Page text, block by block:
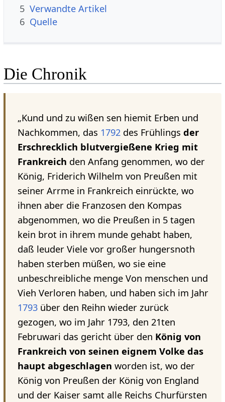
5 Verwandte Artikel
6 Quelle
Die Chronik
„Kund und zu wißen sen hiemit Erben und
Nachkommen, das 1792des Frühlings der
Erschrecklich blutvergießene Krieg mit
Frankreich den Anfang genommen, wo der
König, Friderich Wilhelm von Preußen mit
seiner Arrme in Frankreich einrückte, wo
ihnen aber die Franzosen den Kompas
abgenommen, wo die Preußen in 5 tagen
kein brot in ihrem munde gehabt haben,
daß leuder Viele vor großer hungersnoth
haben sterben müßen, wo sie eine
unbeschreibliche menge Von menschen und
Vieh Verloren haben, und haben sich im Jahr
1793über den Reihn wieder zurück
gezogen, wo im Jahr 1793, den 21ten
Februwari das gericht über den König von
Frankreich von seinen eignem Volke das
haupt abgeschlagen worden ist, wo der
König von Preußen der König von England
und der Kaiser samt alle Reichs Churfürsten